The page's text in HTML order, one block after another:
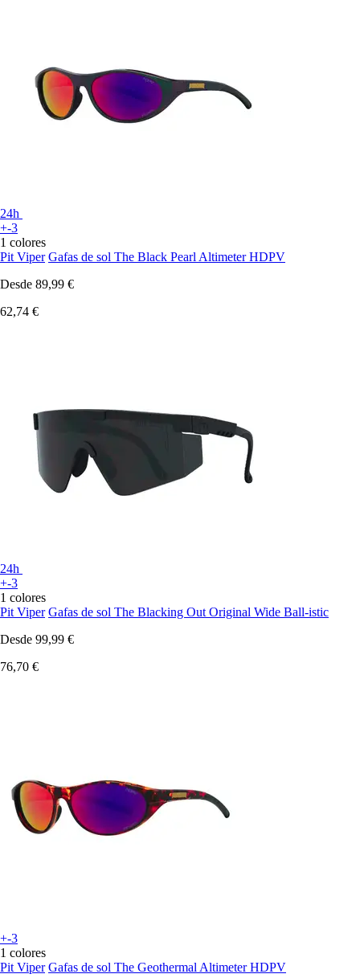
24h
+-3
1 colores
Pit Viper Gafas de sol The Black Pearl Altimeter HDPV
Desde 89,99 €
62,74 €
24h
+-3
1 colores
Pit Viper Gafas de sol The Blacking Out Original Wide Ball-istic
Desde 99,99 €
76,70 €
+-3
1 colores
Pit Viper Gafas de sol The Geothermal Altimeter HDPV